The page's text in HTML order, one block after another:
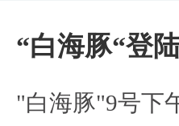
“白海豚“登
"白海豚"9号下